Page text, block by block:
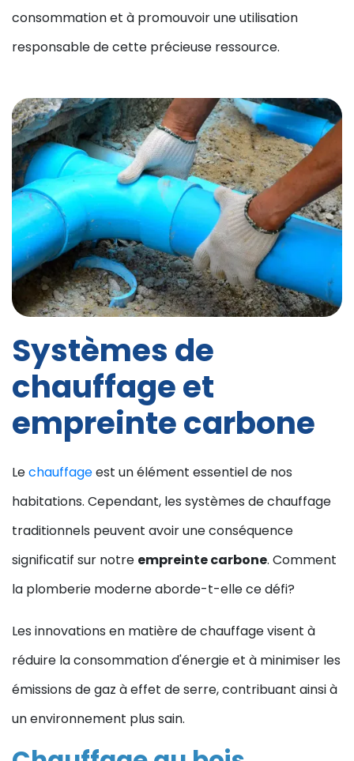
consommation et à promouvoir une utilisation
responsable de cette précieuse ressource.
Systèmes de
chauffage et
empreinte carbone
Lechauffageest un élément essentiel de nos
habitations. Cependant, les systèmes de chauffage
traditionnels peuvent avoir une conséquence
significatif sur notre empreinte carbone. Comment
la plomberie moderne aborde-t-elle ce défi?
Les innovations en matière de chauffage visent à
réduire la consommation d'énergie et à minimiser les
émissions de gaz à effet de serre, contribuant ainsi à
un environnement plus sain.